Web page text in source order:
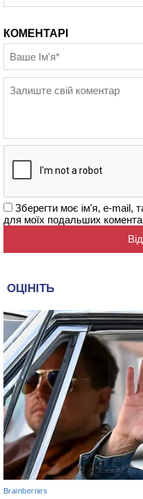
КОМЕНТАРІ
Зберегти моє ім'я, e-mail,
для моїх подальших